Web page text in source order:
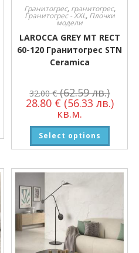
Гранитогрес, гранитогрес,
Гранитогрес - XXL, Плочки
модели
LAROCCA GREY MT RECT
60-120 Гранитогрес STN
Ceramica
32.00€ (62.59 лв.)
28.80 € (56.33 лв.)
кв.м.
Select options